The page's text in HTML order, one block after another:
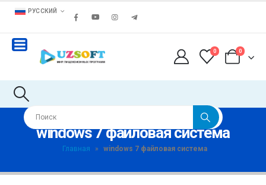
РУССКИЙ
0 0
windows 7 файловая система
Главная » windows 7 файловая система